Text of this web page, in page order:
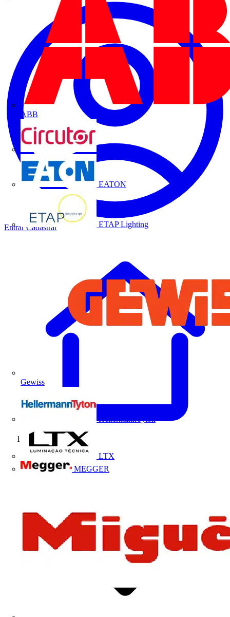
ABB
CIRCUTOR
EATON
ETAP Lighting
Gewiss
HellermannTyton
LTX
MEGGER
Entrar Cadastrar
Início